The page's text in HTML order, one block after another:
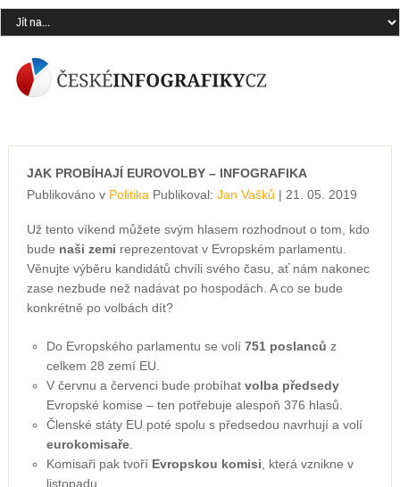
JAK PROBÍHAJÍ EUROVOLBY – INFOGRAFIKA
Publikováno v Politika Publikoval: Jan Vašků | 21. 05. 2019
Už tento víkend můžete svým hlasem rozhodnout o tom, kdo
bude naši zemi reprezentovat v Evropském parlamentu.
Věnujte výběru kandidátů chvíli svého času, ať nám nakonec
zase nezbude než nadávat po hospodách. A co se bude
konkrétně po volbách dít?
Do Evropského parlamentu se volí751 poslanců z
celkem 28 zemí EU.
V červnu a červenci bude probíhat volba předsedy
Evropské komise – ten potřebuje alespoň 376 hlasů.
Členské státy EU poté spolu s předsedou navrhují a volí
eurokomisaře.
Komisaři pak tvoří Evropskou komisi , která vznikne v
listopadu.